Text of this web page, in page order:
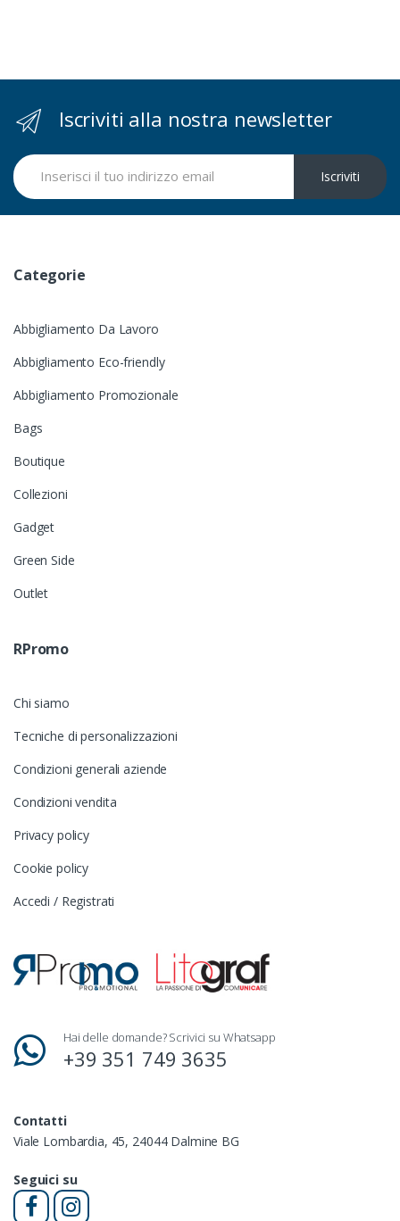
Iscriviti alla nostra newsletter
Iscriviti
Categorie
Abbigliamento Da Lavoro
Abbigliamento Eco-friendly
Abbigliamento Promozionale
Bags
Boutique
Collezioni
Gadget
Green Side
Outlet
RPromo
Chi siamo
Tecniche di personalizzazioni
Condizioni generali aziende
Condizioni vendita
Privacy policy
Cookie policy
Accedi / Registrati
Hai delle domande? Scrivici su Whatsapp
+39 351 749 3635
Contatti
Viale Lombardia, 45, 24044 Dalmine BG
Seguici su